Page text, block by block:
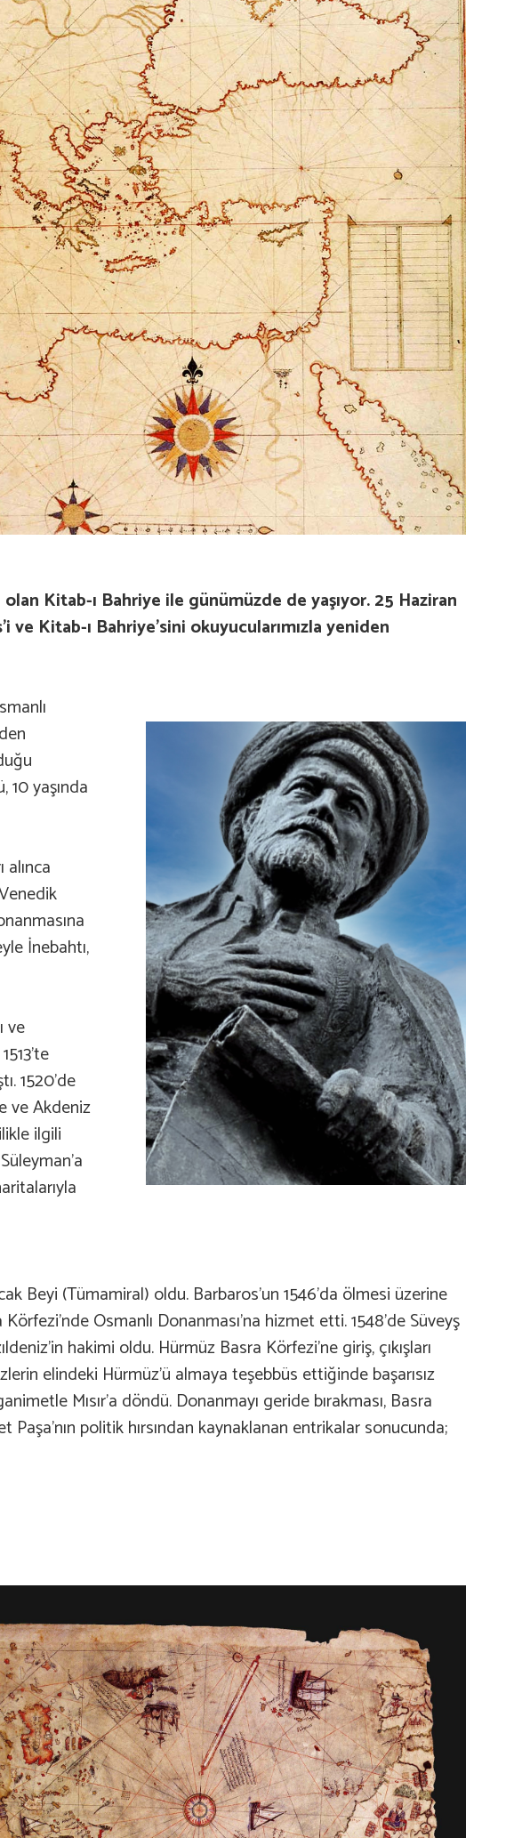
Kitab-ı Bahriye ile günümüzde de yaşıyor. 25 Haziran
Kitab-ı Bahriye’sini okuyucularımızla yeniden
10 yaşında
İnebahtı,
ve
1520’de
ve Akdeniz
ilgili
Beyi (Tümamiral) oldu. Barbaros’un 1546’da ölmesi üzerine
Osmanlı Donanması’na hizmet etti. 1548’de Süveyş
hakimi oldu. Hürmüz Basra Körfezi’ne giriş, çıkışları
elindeki Hürmüz’ü almaya teşebbüs ettiğinde başarısız
Mısır’a döndü. Donanmayı geride bırakması, Basra
politik hırsından kaynaklanan entrikalar sonucunda;